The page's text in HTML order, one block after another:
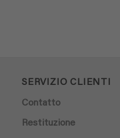
SERVIZIO CLIENTI
Contatto
Restituzione